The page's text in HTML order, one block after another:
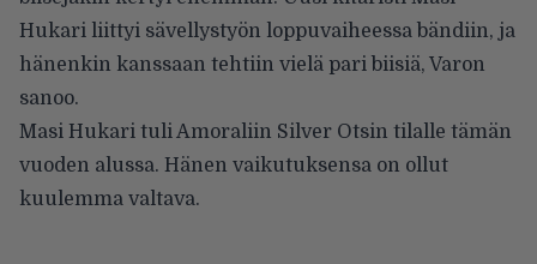
Hukari liittyi sävellystyön loppuvaiheessa bändiin, ja
hänenkin kanssaan tehtiin vielä pari biisiä, Varon
sanoo.
Masi Hukari tuli Amoraliin Silver Otsin tilalle tämän
vuoden alussa. Hänen vaikutuksensa on ollut
kuulemma valtava.